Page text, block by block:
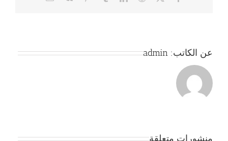
عن الكاتب: admin
منشورات متعلقة